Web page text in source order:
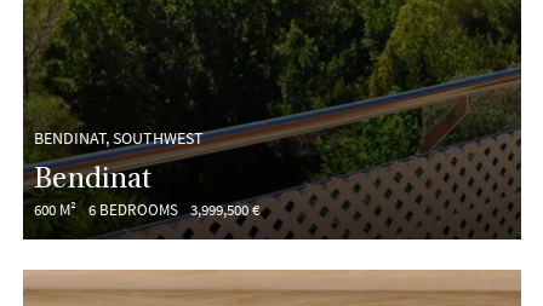
BENDINAT, SOUTHWEST
Bendinat
600 M² 6 BEDROOMS 3,999,500 €